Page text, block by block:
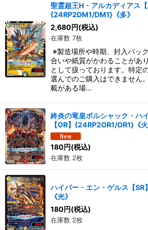
聖霊超王H・アルカディアス【
{24RP2DM1/DM1}《多》
2,680円(税込)
在庫数 7枚
※製造場所や時期、封入パッ
合いや紙質がかわることがあ
として扱っております。特定
選んでのご購入はできません
載がある場…
終炎の竜皇ボルシャック・ハ
【OR】{24RP2OR1/OR1}《火
180円(税込)
在庫数 2枚
ハイパー・エン・ゲルス【
《光》
180円(税込)
在庫数 2枚